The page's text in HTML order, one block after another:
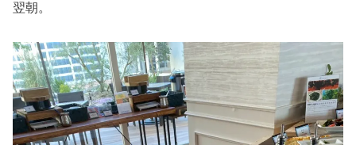
翌朝。